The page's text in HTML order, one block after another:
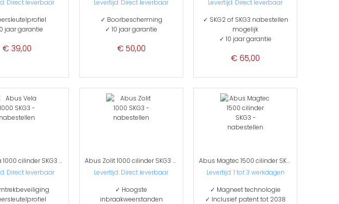
Direct leverbaar
jaar garantie
€ 39,00
Levertijd: Direct leverbaar
✓ Boorbescherming
✓ 10 jaar garantie
€ 50,00
Levertijd: Direct leverbaar
✓ SKG2 of SKG3 nabestellen
mogelijk
✓ 10 jaar garantie
€ 65,00
Abus Vela 1000 cilinder SKG3 - nabestellen
Direct leverbaar
Abus Zolit 1000 cilinder SKG3 - nabestellen
Levertijd: Direct leverbaar
✓ Hoogste
inbraakweerstanden
Abus Magtec 1500 cilinder SKG3 - nabestellen
Levertijd: 1 tot 3 werkdagen
✓ Magneet technologie
✓ Inclusief patent tot 2038